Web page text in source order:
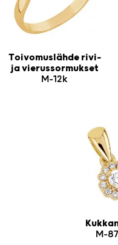
Toivomuslähde rivi-
ja vierussormukset
M-12k
M-